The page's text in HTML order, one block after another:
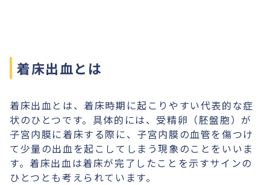
着床出血とは
着床出血とは、着床時期に起こりやすい代表的な症
状のひとつです。具体的には、受精卵（胚盤胞）が
子宮内膜に着床する際に、子宮内膜の血管を傷つけ
て少量の出血を起こしてしまう現象のことをいいま
す。着床出血は着床が完了したことを示すサインの
ひとつとも考えられています。